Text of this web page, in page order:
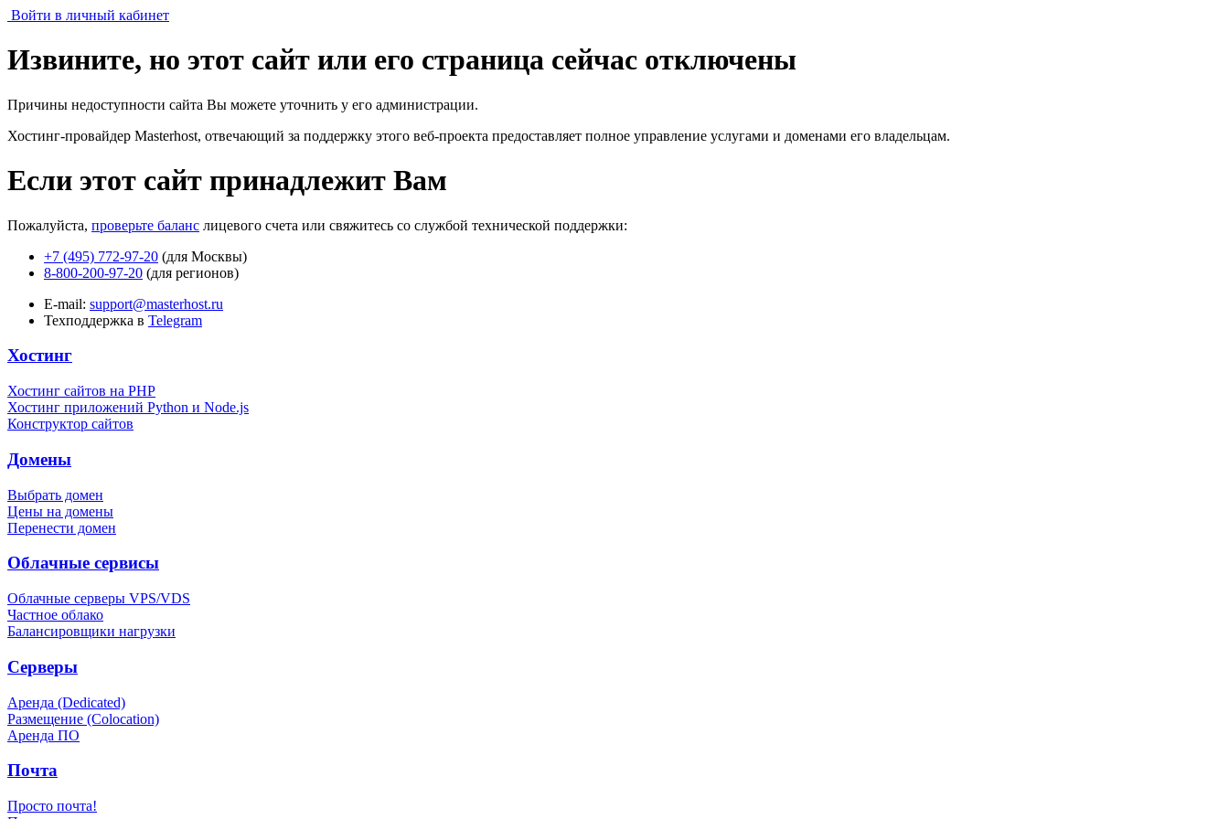
Войти в личный кабинет
Извините, но этот сайт или его страница сейчас отключены
Причины недоступности сайта Вы можете уточнить у его администрации.
Хостинг-провайдер Masterhost, отвечающий за поддержку этого веб-проекта предоставляет полное управление услугами и доменами его владельцам.
Если этот сайт принадлежит Вам
Пожалуйста, проверьте баланс лицевого счета или свяжитесь со службой технической поддержки:
+7 (495) 772-97-20 (для Москвы)
8-800-200-97-20 (для регионов)
E-mail: support@masterhost.ru
Техподдержка в Telegram
Хостинг
Хостинг сайтов на PHP
Хостинг приложений Python и Node.js
Конструктор сайтов
Домены
Выбрать домен
Цены на домены
Перенести домен
Облачные сервисы
Облачные серверы VPS/VDS
Частное облако
Балансировщики нагрузки
Серверы
Аренда (Dedicated)
Размещение (Colocation)
Аренда ПО
Почта
Просто почта!